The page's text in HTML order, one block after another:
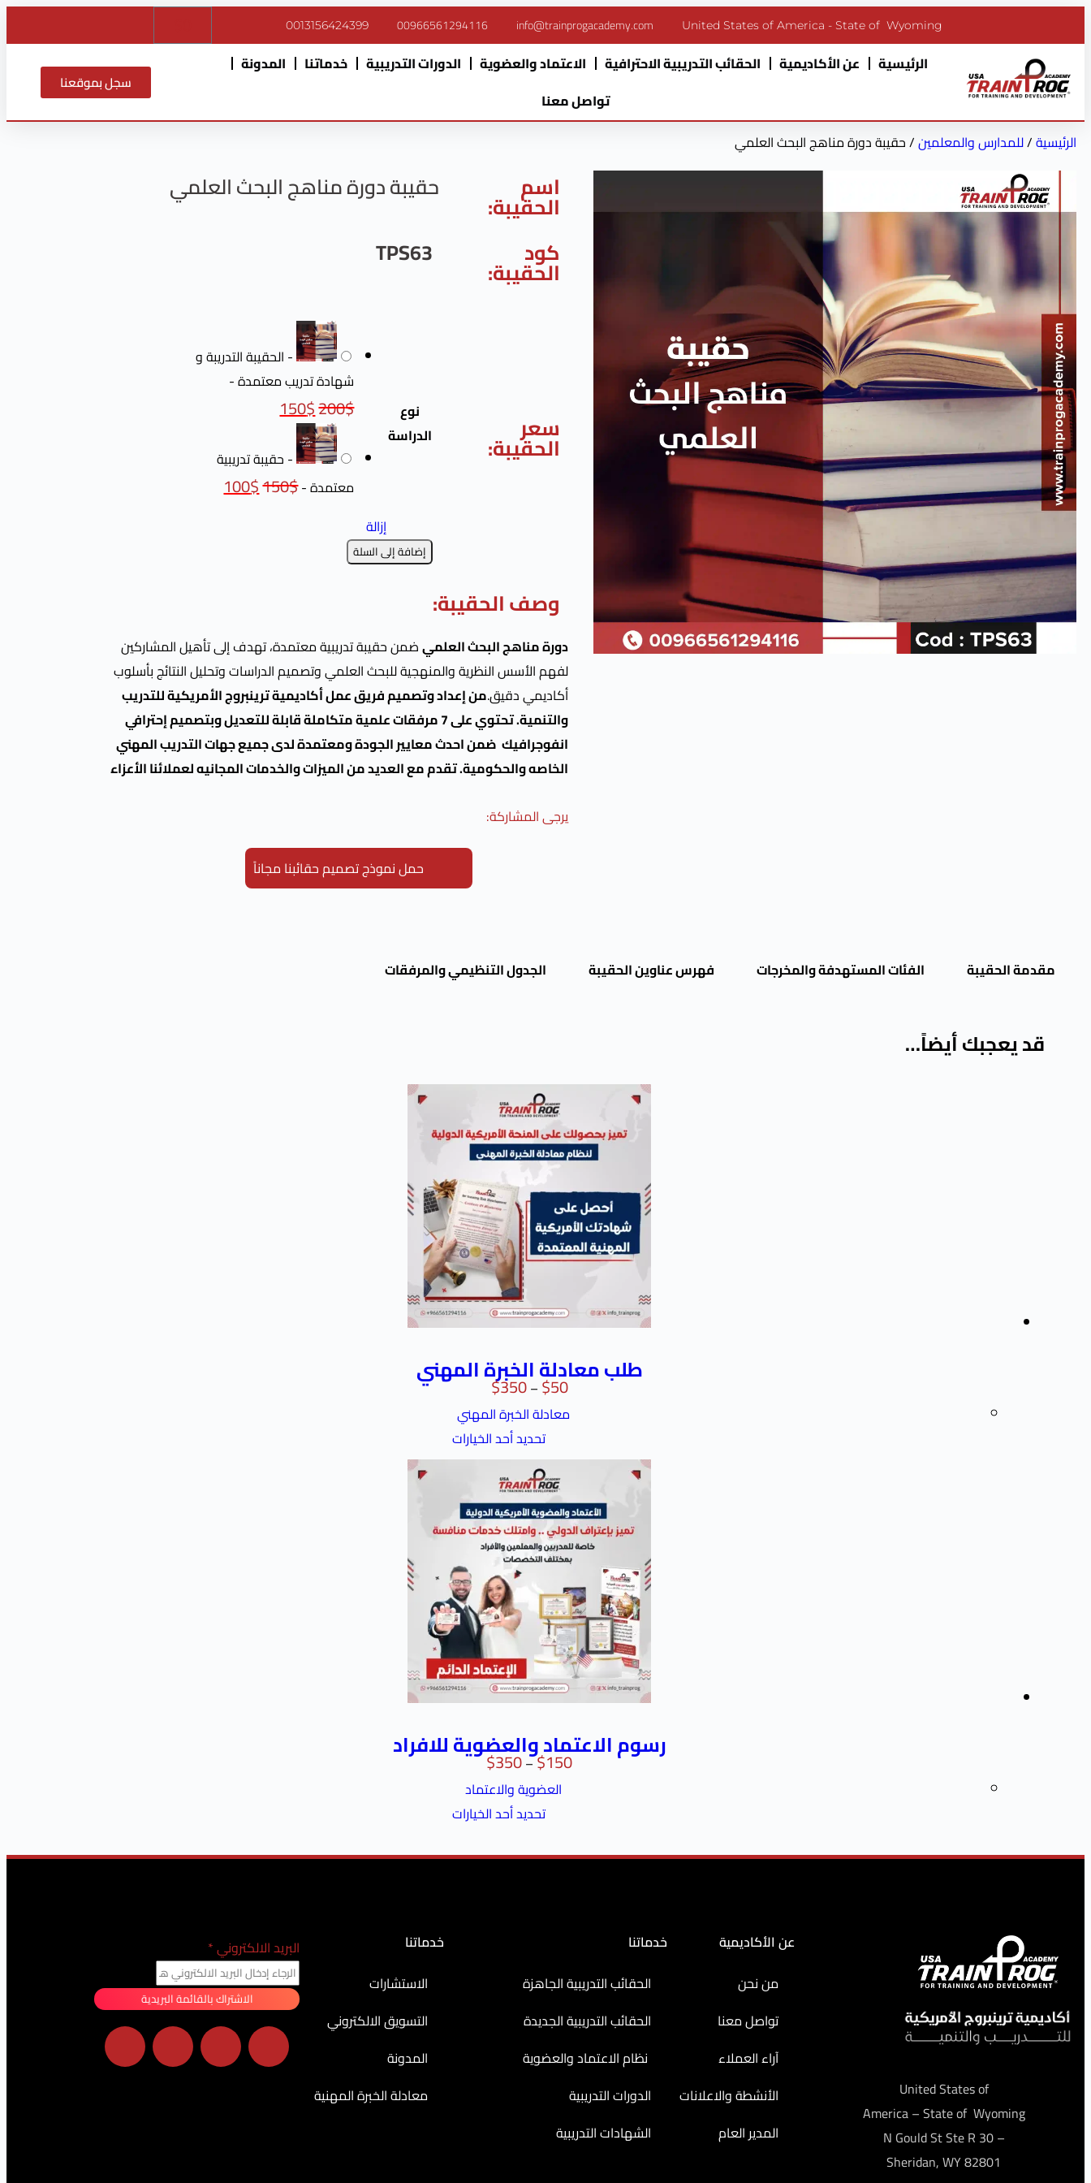
0013156424399 00966561294116 info@trainprogacademy.com United States of America - State of Wyoming
الرئيسية عن الأكاديمية الحقائب التدريبية الاحترافية الاعتماد والعضوية الدورات التدريبية خدماتنا
المدونة
تواصل معنا
سجل بموقعنا
الرئيسية/للمدارس والمعلمين/ حقيبة دورة مناهج البحث العلمي
اسم
الحقيبة:
حقيبة دورة مناهج البحث العلمي
كود
الحقيبة:
TPS63
سعر
الحقيبة:
نوع
الدراسة
- الحقيبة التدريبة و
شهادة تدريب معتمدة-
$
200
$
150
- حقيبة تدريبية
معتمدة-
$
150
$
100
إزالة
إضافة إلى السلة
وصف الحقيبة:
دورة مناهج البحث العلميضمن حقيبة تدريبية معتمدة، تهدف إلى تأهيل المشاركين
لفهم الأسس النظرية والمنهجية للبحث العلمي وتصميم الدراسات وتحليل النتائج بأسلوب
أكاديمي دقيق.من إعداد وتصميم فريق عمل أكاديمية ترينبروج الأمريكية للتدريب
والتنمية. تحتوي على 7 مرفقات علمية متكاملة قابلة للتعديل وبتصميم إحترافي
انفوجرافيك ضمن احدث معايير الجودة ومعتمدة لدى جميع جهات التدريب المهني
الخاصه والحكومية. تقدم مع العديد من الميزات والخدمات المجانيه لعملائنا الأعزاء
يرجى المشاركة:
حمل نموذج تصميم حقائبنا مجاناً
مقدمة الحقيبة الفئات المستهدفة والمخرجات فهرس عناوين الحقيبة الجدول التنظيمي والمرفقات
قد يعجبك أيضاً…
طلب معادلة الخبرة المهني
$50
–
$350
معادلة الخبرة المهني
تحديد أحد الخيارات
رسوم الاعتماد والعضوية للافراد
$150
–
$350
العضوية والاعتماد
تحديد أحد الخيارات
United States of
America – State of Wyoming
– 30 N Gould St Ste R
Sheridan, WY 82801
عن الأكاديمية
من نحن
تواصل معنا
آراء العملاء
الأنشطة والاعلانات
المدير العام
خدماتنا
الحقائب التدريبية الجاهزة
الحقائب التدريبية الجديدة
نظام الاعتماد والعضوية
الدورات التدريبية
الشهادات التدريبية
خدماتنا
الاستشارات
التسويق الالكتروني
المدونة
معادلة الخبرة المهنية
البريد الالكتروني*
الاشتراك بالقائمة البريدية